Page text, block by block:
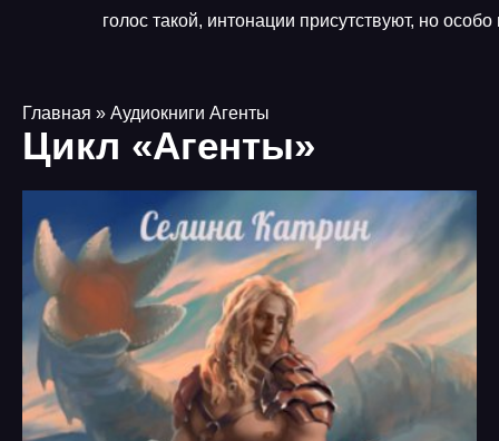
голос такой, интонации присутствуют, но
Главная » Аудиокниги Агенты
Цикл «Агенты»